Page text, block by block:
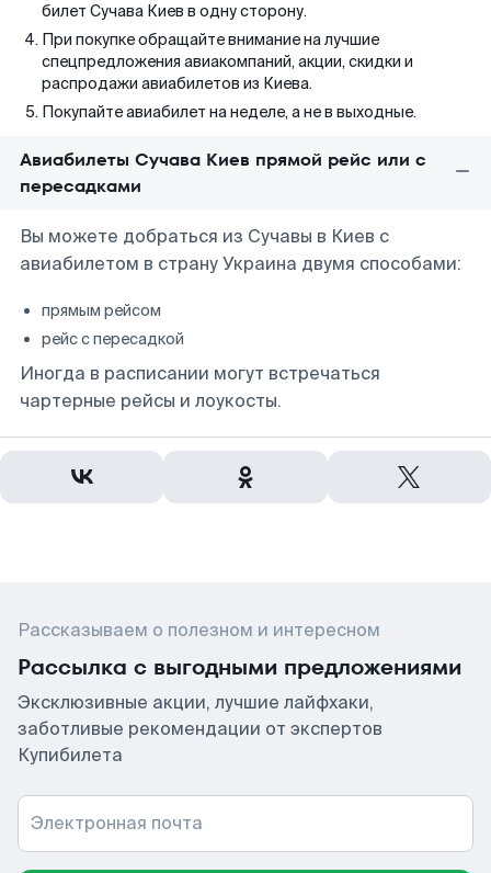
билет Сучава Киев в одну сторону.
При покупке обращайте внимание на лучшие
спецпредложения авиакомпаний, акции, скидки и
распродажи авиабилетов из Киева.
Покупайте авиабилет на неделе, а не в выходные.
Авиабилеты Сучава Киев прямой рейс или с
пересадками
Вы можете добраться из Сучавы в Киев с
авиабилетом в страну Украина двумя способами:
прямым рейсом
рейс с пересадкой
Иногда в расписании могут встречаться
чартерные рейсы и лоукосты.
Рассказываем о полезном и интересном
Рассылка с выгодными предложениями
Эксклюзивные акции, лучшие лайфхаки,
заботливые рекомендации от экспертов
Купибилета
Электронная почта